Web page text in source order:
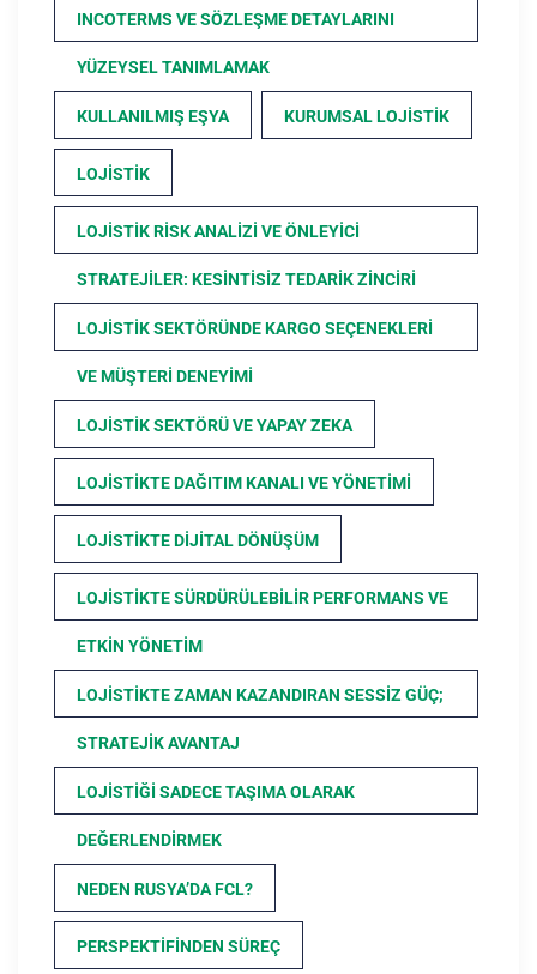
INCOTERMS VE SÖZLEŞME DETAYLARINI
YÜZEYSEL TANIMLAMAK
KULLANILMIŞ EŞYA KURUMSAL LOJISTIK
LOJISTIK
LOJISTIK RISK ANALIZI VE ÖNLEYICI
STRATEJILER: KESINTISIZ TEDARIK ZINCIRI
LOJISTIK SEKTÖRÜNDE KARGO SEÇENEKLERI
VE MÜŞTERI DENEYIMI
LOJISTIK SEKTÖRÜ VE YAPAY ZEKA
LOJISTIKTE DAĞITIM KANALI VE YÖNETIMI
LOJISTIKTE DIJITAL DÖNÜŞÜM
LOJISTIKTE SÜRDÜRÜLEBILIR PERFORMANS VE
ETKIN YÖNETIM
LOJISTIKTE ZAMAN KAZANDIRAN SESSIZ GÜÇ;
STRATEJIK AVANTAJ
LOJISTIĞI SADECE TAŞIMA OLARAK
DEĞERLENDIRMEK
NEDEN RUSYA’DA FCL?
PERSPEKTIFINDEN SÜREÇ